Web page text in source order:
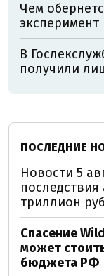
Чем
эксперимент
В
получили
ПОСЛЕДНИЕ
Новости 5
триллион
Спасение
может
бюджета РФ